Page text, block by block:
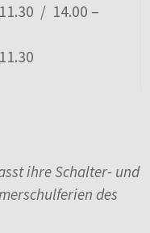
/ 14.00 –
ihre Schalter- und
des